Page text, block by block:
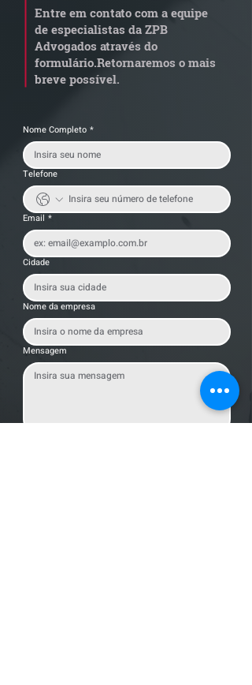
Entre em contato com a equipe
de especialistas da ZPB
Advogados através do
formulário.Retornaremos o mais
breve possível.
Nome Completo *
Telefone
Email *
Cidade
Nome da empresa
Mensagem